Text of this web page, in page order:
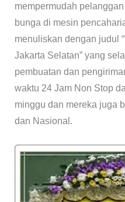
mempermudah
bunga di mesin
menuliskan dengan judul
Jakarta Selatan” yang
pembuatan dan
waktu 24 Jam Non Stop
minggu dan mereka juga
dan Nasional.